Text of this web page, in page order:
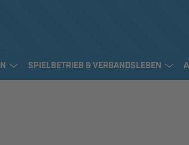
SPIELBETRIEB & VERBANDSLEBEN